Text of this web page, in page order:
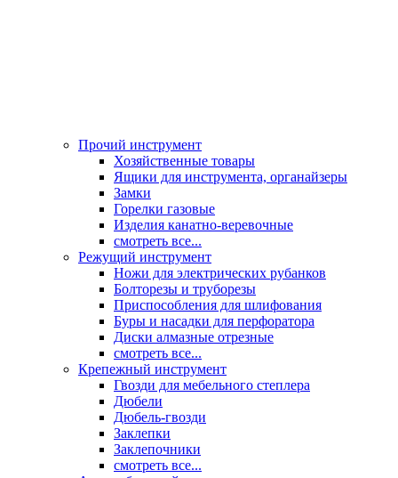
Прочий инструмент
Хозяйственные товары
Ящики для инструмента, органайзеры
Замки
Горелки газовые
Изделия канатно-веревочные
смотреть все...
Режущий инструмент
Ножи для электрических рубанков
Болторезы и труборезы
Приспособления для шлифования
Буры и насадки для перфоратора
Диски алмазные отрезные
смотреть все...
Крепежный инструмент
Гвозди для мебельного степлера
Дюбели
Дюбель-гвозди
Заклепки
Заклепочники
смотреть все...